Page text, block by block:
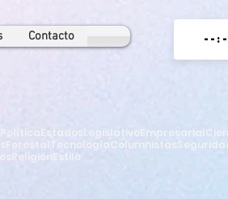
Contacto
Estados Legislativo Empresarial
Forestal TecnologíaColumnistas
Religión Estilo